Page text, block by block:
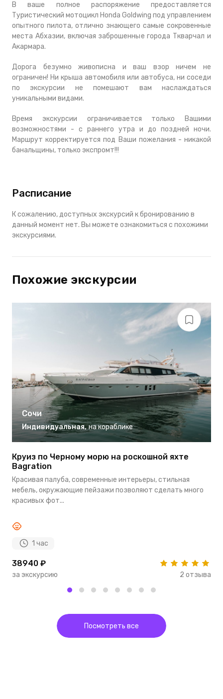
В ваше полное распоряжение предоставляется
Туристический мотоцикл Honda Goldwing под управлением
опытного пилота, отлично знающего самые сокровенные
места Абхазии, включая заброшенные города Ткварчал и
Акармара.
Дорога безумно живописна и ваш взор ничем не
ограничен! Ни крыша автомобиля или автобуса, ни соседи
по экскурсии не помешают вам наслаждаться
уникальными видами.
Время экскурсии ограничивается только Вашими
возможностями - с раннего утра и до поздней ночи.
Маршрут корректируется под Ваши пожелания - никакой
банальщины, только экспромт!!!
Расписание
К сожалению, доступных экскурсий к бронированию в
данный момент нет. Вы можете ознакомиться с похожими
экскурсиями.
Похожие экскурсии
Сочи
Индивидуальная, на кораблике
Круиз по Черному морю на роскошной яхте
Bagration
Красивая палуба, современные интерьеры, стильная
мебель, окружающие пейзажи позволяют сделать много
красивых фот...
1 час
38940 ₽
за экскурсию 2 отзыва
Посмотреть все